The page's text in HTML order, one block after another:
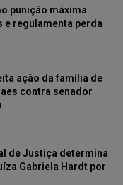
punição máxima
e regulamenta perda
ação da família de
contra senador
de Justiça determina
Gabriela Hardt por